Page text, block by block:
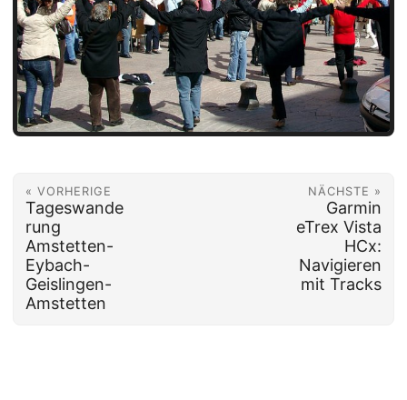
« VORHERIGE
Tageswande
rung
Amstetten-
Eybach-
Geislingen-
Amstetten
NÄCHSTE »
Garmin
eTrex Vista
HCx:
Navigieren
mit Tracks